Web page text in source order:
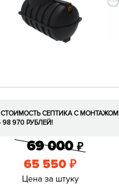
СТОИМОСТЬ СЕПТИКА С МОНТАЖОМ
98 970 РУБЛЕЙ!
69 000₽
65 550 ₽
Цена за штуку